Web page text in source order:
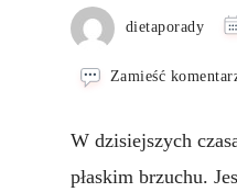
dietaporady
Zamieść
W dzisiejszych
płaskim brzuchu.